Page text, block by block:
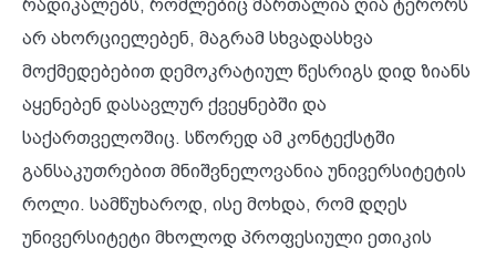
რადიკალებს, რომლებიც მართალია ღია ტერორს
არ ახორციელებენ, მაგრამ სხვადასხვა
მოქმედებებით დემოკრატიულ წესრიგს დიდ ზიანს
აყენებენ დასავლურ ქვეყნებში და
საქართველოშიც. სწორედ ამ კონტექსტში
განსაკუთრებით მნიშვნელოვანია უნივერსიტეტის
როლი. სამწუხაროდ, ისე მოხდა, რომ დღეს
უნივერსიტეტი მხოლოდ პროფესიული ეთიკის